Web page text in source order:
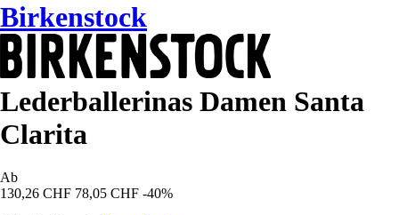
Birkenstock
Lederballerinas Damen Santa
Clarita
Ab
130,26 CHF 78,05 CHF -40%